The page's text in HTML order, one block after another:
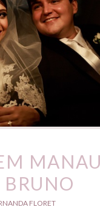
FLORET